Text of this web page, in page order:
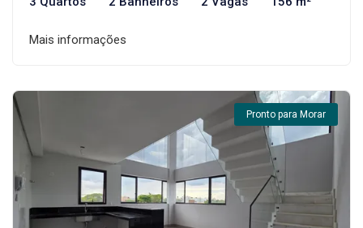
Mais informações
Pronto para Morar